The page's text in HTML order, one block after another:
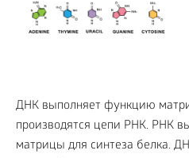
ДНК выполняет функцию
производятся цепи РНК. РНК
матрицы для синтеза белка.